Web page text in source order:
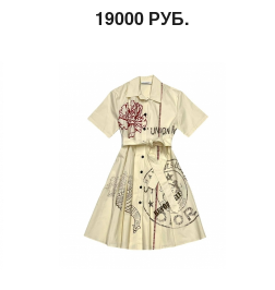
19000 РУБ.